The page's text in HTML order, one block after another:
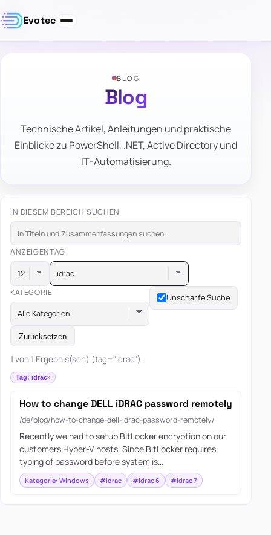
Evotec
BLOG
Blog
Technische Artikel, Anleitungen und praktische
Einblicke zu PowerShell, .NET, Active Directory und
IT-Automatisierung.
IN DIESEM BEREICH SUCHEN
ANZEIGENTAG
idrac
KATEGORIE
Alle Kategorien
Unscharfe Suche
Zurücksetzen
1 von 1 Ergebnis(sen) (tag="idrac").
Tag: idrac
How to change DELL iDRAC password remotely
/de/blog/how-to-change-dell-idrac-password-remotely/
Recently we had to setup BitLocker encryption on our
customers Hyper-V hosts. Since BitLocker requires
typing of password before system is…
Kategorie: Windows #idrac #idrac 6 #idrac 7